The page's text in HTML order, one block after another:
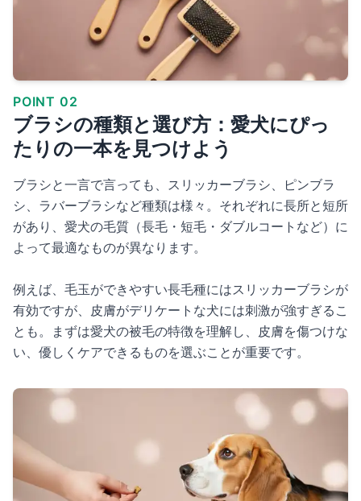
POINT 02
ブラシの種類と選び方：愛犬にぴっ
たりの一本を見つけよう
ブラシと一言で言っても、スリッカーブラシ、ピンブラ
シ、ラバーブラシなど種類は様々。それぞれに長所と短所
があり、愛犬の毛質（長毛・短毛・ダブルコートなど）に
よって最適なものが異なります。
例えば、毛玉ができやすい長毛種にはスリッカーブラシが
有効ですが、皮膚がデリケートな犬には刺激が強すぎるこ
とも。まずは愛犬の被毛の特徴を理解し、皮膚を傷つけな
い、優しくケアできるものを選ぶことが重要です。